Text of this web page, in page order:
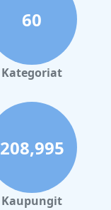
60
Kategoriat
208,995
Kaupungit